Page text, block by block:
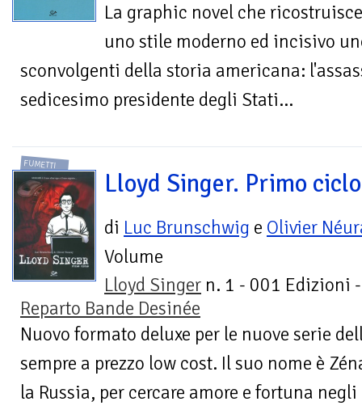
La graphic novel che
uno stile moderno ed incisivo
sconvolgenti della storia americana:
sedicesimo presidente degli Stati...
FUMETTI
Lloyd Singer. Primo ciclo
di Luc Brunschwig e Olivier
Volume
Lloyd Singer n. 1 - 001 Edizioni -
Reparto Bande Desinée
Nuovo formato deluxe per le nuove serie
sempre a prezzo low cost. Il suo nome è
la Russia, per cercare amore e fortuna